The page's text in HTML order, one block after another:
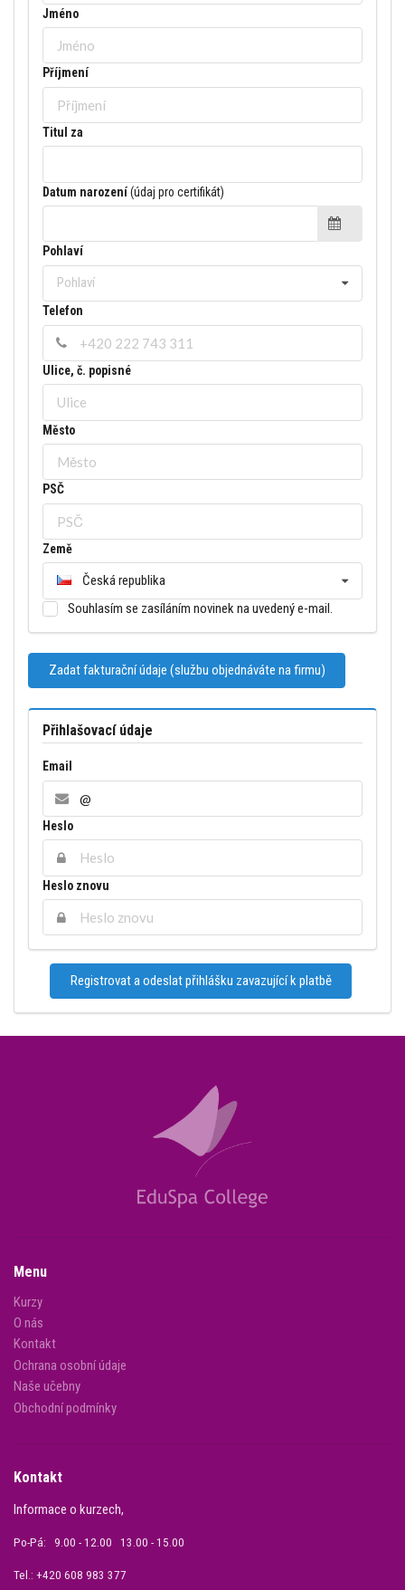
Jméno
Příjmení
Titul za
Datum narození(údaj pro certifikát)
Pohlaví
Pohlaví
Telefon
Ulice, č. popisné
Město
PSČ
Země
Česká republika
Souhlasím se zasíláním novinek na uvedený e-mail.
Zadat fakturační údaje (službu objednáváte na firmu)
Přihlašovací údaje
Email
Heslo
Heslo znovu
Registrovat a odeslat přihlášku zavazující k platbě
Menu
Kurzy
O nás
Kontakt
Ochrana osobní údaje
Naše učebny
Obchodní podmínky
Kontakt
Informace o kurzech,
Po-Pá: 9.00 - 12.00 13.00 - 15.00
Tel.: +420 608 983 377